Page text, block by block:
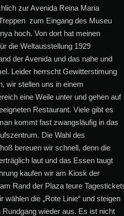
zur Avenida Reina Maria
zum Eingang des Museu
hoch. Von dort hat meinen
die Weltausstellung 1929
der Avenida und das nahe und
Leider herrscht Gewitterstimung
wir stellen uns in einem
eine Weile unter und gehen auf
Restaurant. Viele gibt es
kommt fast zwangsläufig in das
Die Wahl des
bereuen wir schnell, denn die
laut und das Essen taugt
kaufen wir am Kiosk der
Rand der Plaza teure
wählen die „Rote Linie“ und steigen
Rundgang wieder aus. Es ist nicht